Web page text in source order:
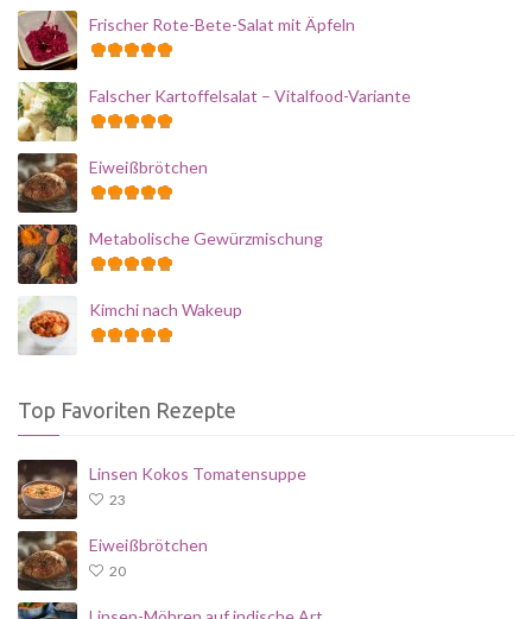
Frischer Rote-Bete-Salat mit Äpfeln
Falscher Kartoffelsalat – Vitalfood-Variante
Eiweißbrötchen
Metabolische Gewürzmischung
Kimchi nach Wakeup
Top Favoriten Rezepte
Linsen Kokos Tomatensuppe
23
Eiweißbrötchen
20